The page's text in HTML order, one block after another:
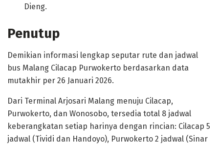
Dieng.
Penutup
Demikian informasi lengkap seputar rute dan jadwal
bus Malang Cilacap Purwokerto berdasarkan data
mutakhir per 26 Januari 2026.
Dari Terminal Arjosari Malang menuju Cilacap,
Purwokerto, dan Wonosobo, tersedia total 8 jadwal
keberangkatan setiap harinya dengan rincian: Cilacap 5
jadwal (Tividi dan Handoyo), Purwokerto 2 jadwal (Sinar